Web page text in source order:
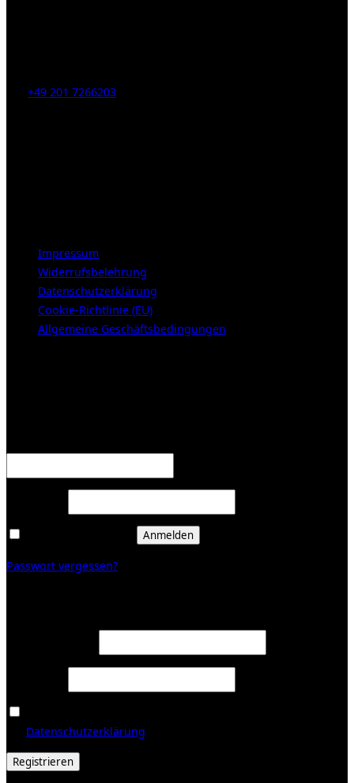
+49 201 7266203
Impressum
Widerrufsbelehrung
Datenschutzerklärung
Cookie-Richtlinie (EU)
Allgemeine Geschäftsbedingungen
Anmelden
Passwort vergessen?
Datenschutzerklärung
Registrieren